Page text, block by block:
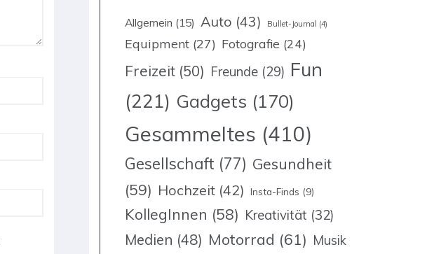
Allgemein (15) Auto (43) Bullet-Journal (4)
Equipment (27) Fotografie (24)
Freizeit (50) Freunde (29) Fun
(221) Gadgets (170)
Gesammeltes (410)
Gesellschaft (77) Gesundheit
(59) Hochzeit (42) Insta-Finds (9)
KollegInnen (58) Kreativität (32)
Medien (48) Motorrad (61) Musik